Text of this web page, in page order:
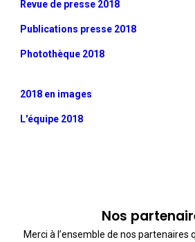
Revue de presse 2018
Publications presse 2018
Photothèque 2018
2018 en images
L'équipe 2018
Nos
Merci à l’ensemble de nos partenaires